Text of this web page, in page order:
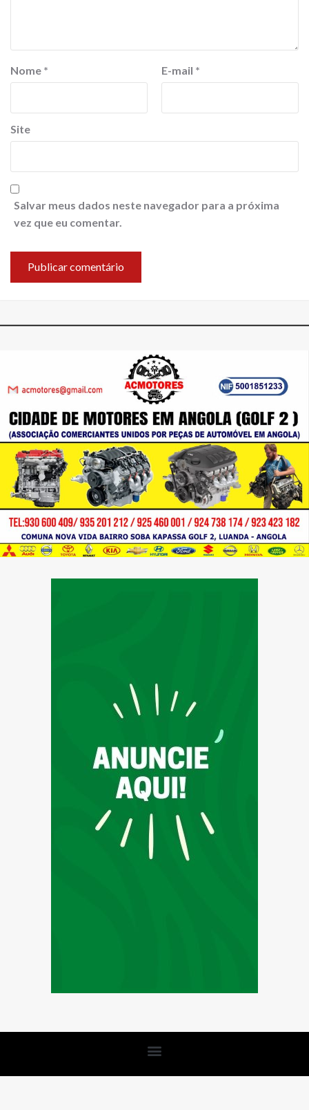
Nome * E-mail *
Site
Salvar meus dados neste navegador para a próxima
vez que eu comentar.